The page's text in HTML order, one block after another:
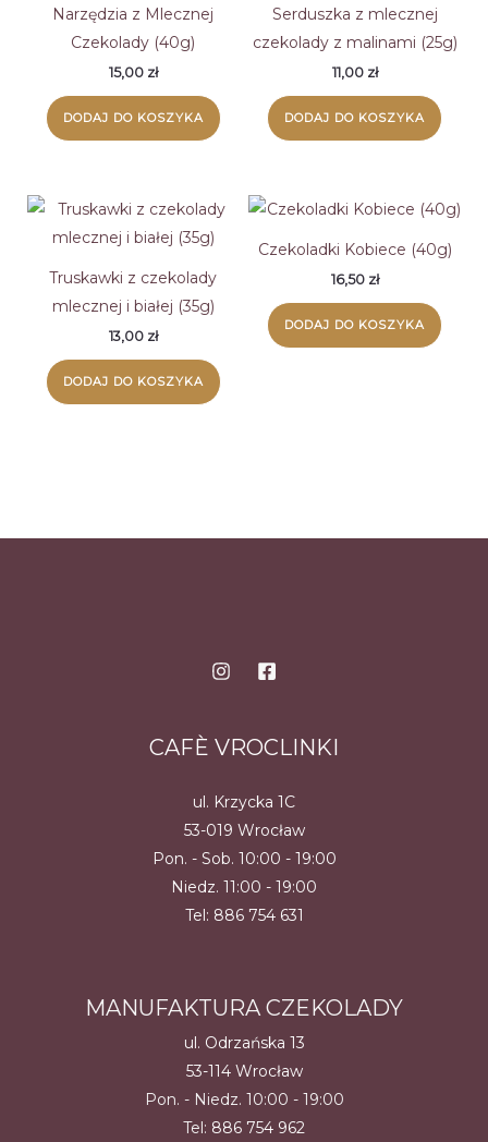
Narzędzia z Mlecznej
Czekolady (40g)
15,00 zł
DODAJ DO KOSZYKA
Serduszka z mlecznej
czekolady z malinami (25g)
11,00 zł
DODAJ DO KOSZYKA
Truskawki z czekolady
mlecznej i białej (35g)
13,00 zł
DODAJ DO KOSZYKA
Czekoladki Kobiece (40g)
16,50 zł
DODAJ DO KOSZYKA
CAFÈ VROCLINKI
ul. Krzycka 1C
53-019 Wrocław
Pon. - Sob. 10:00 - 19:00
Niedz. 11:00 - 19:00
Tel: 886 754 631
MANUFAKTURA CZEKOLADY
ul. Odrzańska 13
53-114 Wrocław
Pon. - Niedz. 10:00 - 19:00
Tel: 886 754 962